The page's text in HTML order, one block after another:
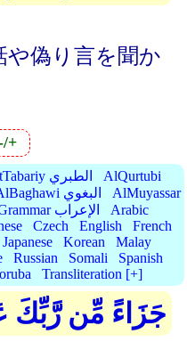
偽り言を聞か
+
AtTabariy الطبري
AlQurtubi
AlBaghawi البغوي
AlMuyassar
Grammar الإعراب
Arabic
Czech English
French
Japanese Korean
Malay
Russian Somali
Spanish
Transliteration [+]
جَزَاءً مِّن رَّبِّكَ